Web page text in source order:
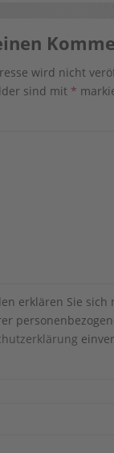
wird nicht
sind mit *
erklären Sie sich